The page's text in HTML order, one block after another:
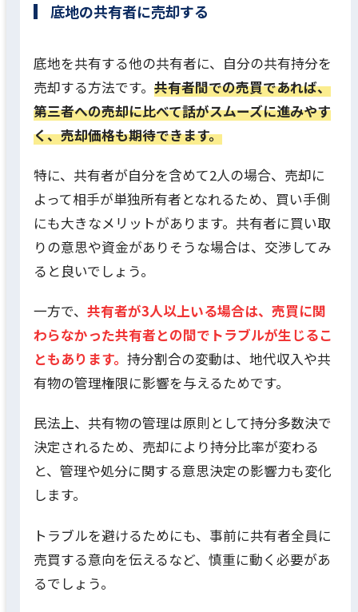
底地の共有者に売却する
底地を共有する他の共有者に、自分の共有持分を
売却する方法です。 共有者間での売買であれば、
第三者への売却に比べて話がスムーズに進みやす
く、売却価格も期待できます。
特に、共有者が自分を含めて2人の場合、売却に
よって相手が単独所有者となれるため、買い手側
にも大きなメリットがあります。共有者に買い取
りの意思や資金がありそうな場合は、交渉してみ
ると良いでしょう。
一方で、 共有者が3人以上いる場合は、売買に関
わらなかった共有者との間でトラブルが生じるこ
ともあります。 持分割合の変動は、地代収入や共
有物の管理権限に影響を与えるためです。
民法上、共有物の管理は原則として持分多数決で
決定されるため、売却により持分比率が変わる
と、管理や処分に関する意思決定の影響力も変化
します。
トラブルを避けるためにも、事前に共有者全員に
売買する意向を伝えるなど、慎重に動く必要があ
るでしょう。